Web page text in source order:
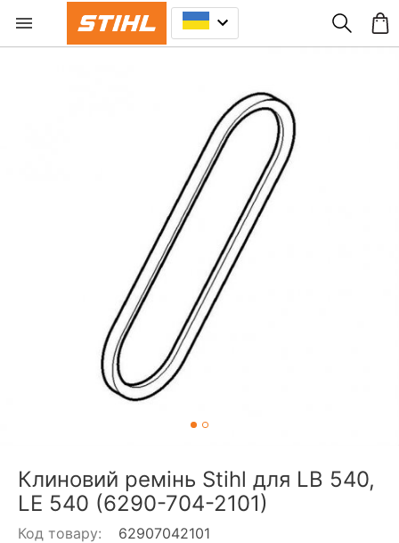
Клиновий ремінь Stihl для LB 540,
LE 540 (6290-704-2101)
Код товару: 62907042101